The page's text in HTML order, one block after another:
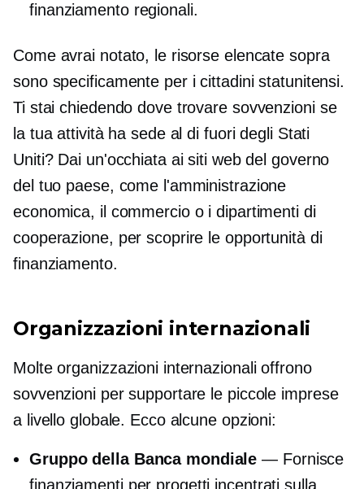
finanziamento regionali.
Come avrai notato, le risorse elencate sopra
sono specificamente per i cittadini statunitensi.
Ti stai chiedendo dove trovare sovvenzioni se
la tua attività ha sede al di fuori degli Stati
Uniti? Dai un'occhiata ai siti web del governo
del tuo paese, come l'amministrazione
economica, il commercio o i dipartimenti di
cooperazione, per scoprire le opportunità di
finanziamento.
Organizzazioni internazionali
Molte organizzazioni internazionali offrono
sovvenzioni per supportare le piccole imprese
a livello globale. Ecco alcune opzioni:
Gruppo della Banca mondiale — Fornisce
finanziamenti per progetti incentrati sulla